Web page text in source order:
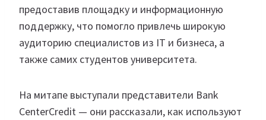
предоставив площадку и информационную
поддержку, что помогло привлечь широкую
аудиторию специалистов из IT и бизнеса, а
также самих студентов университета.
На митапе выступали представители Bank
CenterCredit — они рассказали, как используют